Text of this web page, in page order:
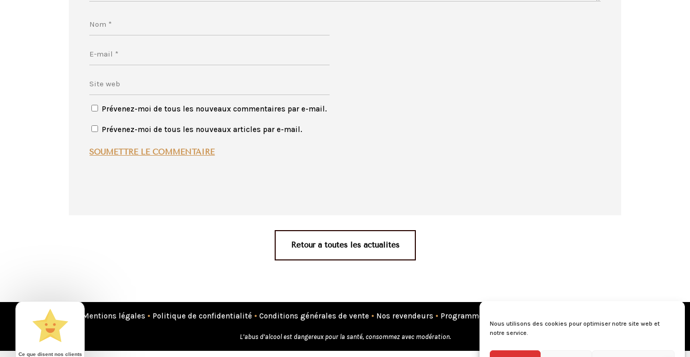
Nous utilisons des cookies pour optimiser notre site web et
notre service.
Prévenez-moi de tous les nouveaux commentaires par e-mail.
Prévenez-moi de tous les nouveaux articles par e-mail.
SOUMETTRE LE COMMENTAIRE
Retour à toutes les actualités
Mentions légales • Politique de confidentialité • Conditions générales de vente • Nos revendeurs • Programme de fidélité
L’abus d’alcool est dangereux pour la santé, consommez avec modération.
Ce que disent nos clients